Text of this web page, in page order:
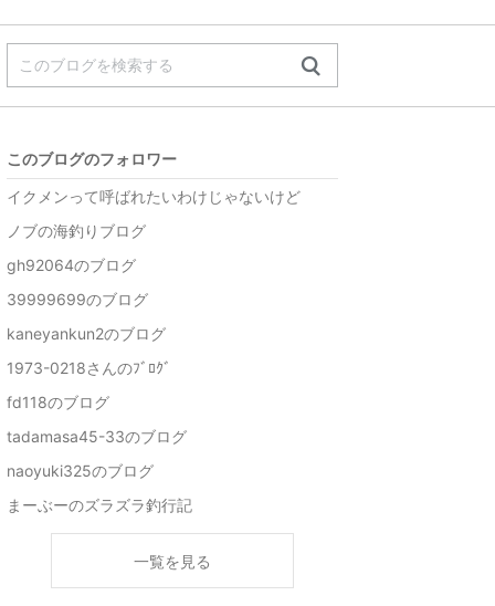
このブログのフォロワー
イクメンって呼ばれたいわけじゃないけど
ノブの海釣りブログ
gh92064のブログ
39999699のブログ
kaneyankun2のブログ
1973-0218さんのﾌﾞﾛｸﾞ
fd118のブログ
tadamasa45-33のブログ
naoyuki325のブログ
まーぶーのズラズラ釣行記
一覧を見る